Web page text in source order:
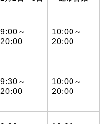
9:00～
20:00
10:00～
20:00
9:30～
20:00
10:00～
20:00